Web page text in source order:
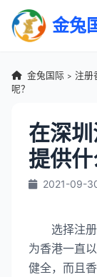
金兔
金兔国际 > 注册
呢？
在深
提供什
2021-09-
选择注册
为香港一直
健全，而且